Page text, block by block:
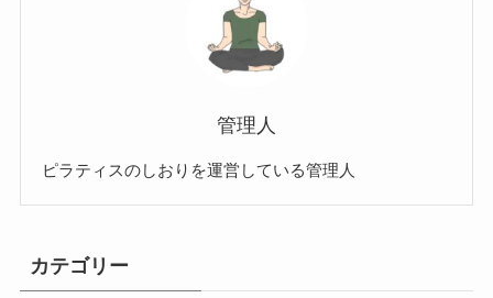
管理人
ピラティスのしおりを運営している管理人
カテゴリー